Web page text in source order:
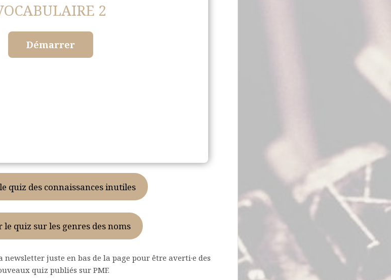
2
quiz des connaissances inutiles
le quiz sur les genres des noms
juste en bas de la page pour être averti·e des
quiz publiés sur PMF.